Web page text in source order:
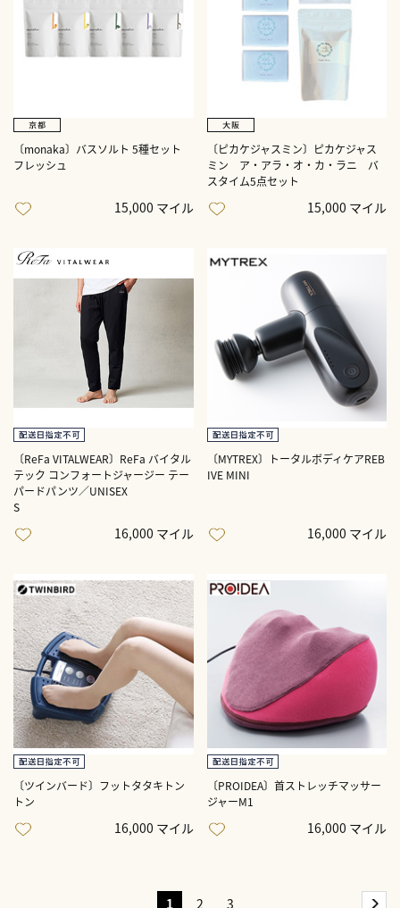
〔monaka〕バスソルト 5種セット
フレッシュ
15,000 マイル
〔ピカケジャスミン〕ピカケジャス
ミン ア・アラ・オ・カ・ラニ バ
スタイム5点セット
15,000 マイル
〔ReFa VITALWEAR〕ReFa バイタル
テック コンフォートジャージー テー
パードパンツ／UNISEX
S
16,000 マイル
〔MYTREX〕トータルボディケアREB
IVE MINI
16,000 マイル
〔ツインバード〕フットタタキトン
トン
16,000 マイル
〔PROIDEA〕首ストレッチマッサー
ジャーM1
16,000 マイル
1 2 3